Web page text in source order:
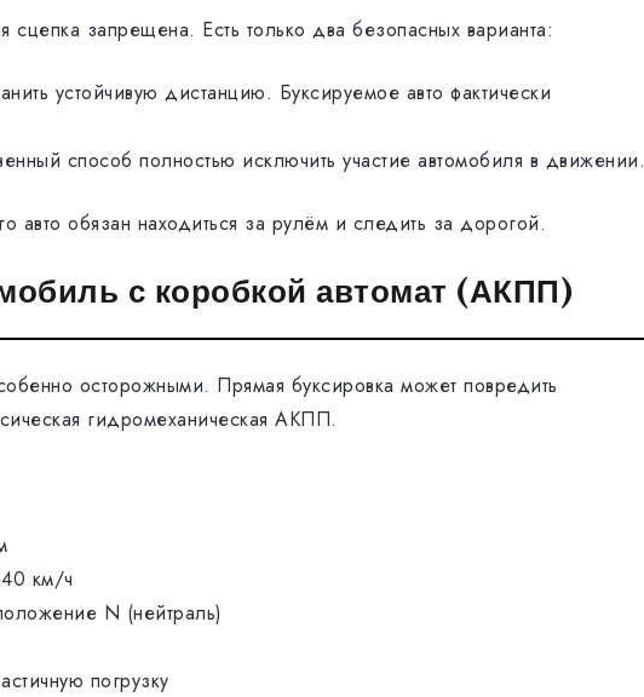
сцепка запрещена. Есть только два безопасных варианта:
устойчивую дистанцию. Буксируемое авто фактически
способ полностью исключить участие автомобиля в движении.
авто обязан находиться за рулём и следить за дорогой.
с коробкой автомат (АКПП)
осторожными. Прямая буксировка может повредить
гидромеханическая АКПП.
км/ч
N (нейтраль)
погрузку